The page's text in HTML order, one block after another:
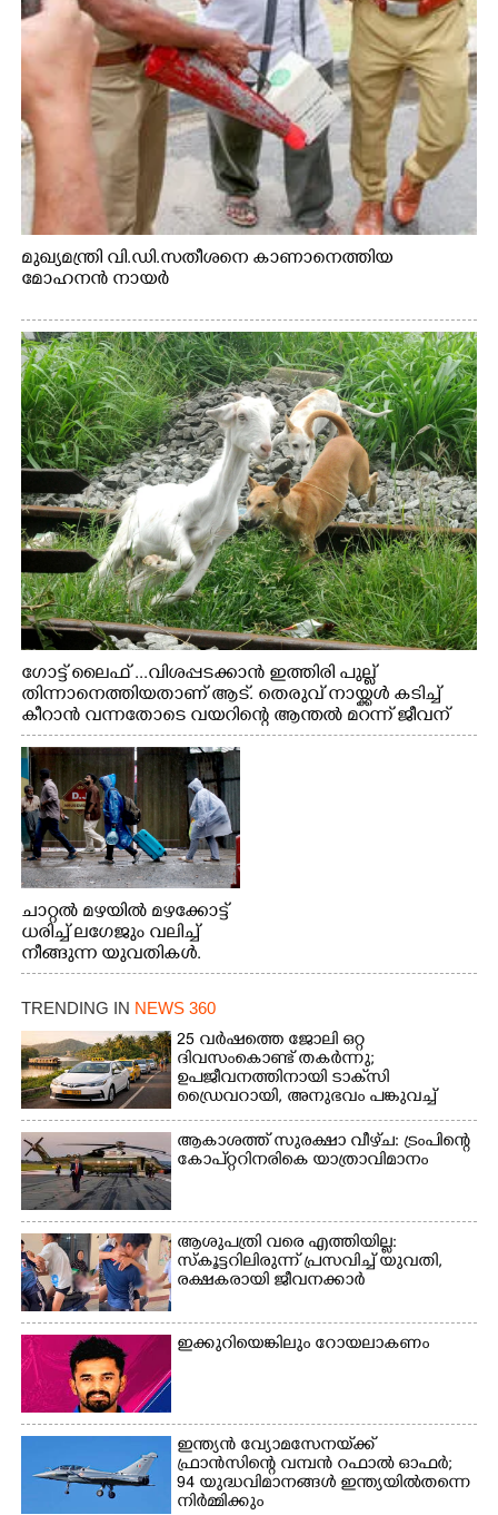
മുഖ്യമന്ത്രി വി.ഡി.സതീശനെ കാണാനെത്തിയ
മോഹനൻ നായർ
ഗോട്ട് ലൈഫ് ...വിശപ്പടക്കാൻ ഇത്തിരി പുല്ല്
തിന്നാനെത്തിയതാണ് ആട്. തെരുവ് നായ്ക്കൾ കടിച്ച്
കീറാൻ വന്നതോടെ വയറിന്റെ ആന്തൽ മറന്ന് ജീവന്
വേണ്ടിയായി ഓട്ടം. എറണാകുളം വാത്തുരുത്തിയിൽ
നിന്നുള്ള കാഴ്ച
ചാറ്റൽ മഴയിൽ മഴക്കോട്ട്
ധരിച്ച് ലഗേജും വലിച്ച്
നീങ്ങുന്ന യുവതികൾ.
എറണാകുളം മേനകയിൽ
നിന്നുള്ള കാഴ്ച
TRENDING IN NEWS 360
25 വർഷത്തെ ജോലി ഒറ്റ
ദിവസംകൊണ്ട് തകർന്നു;
ഉപജീവനത്തിനായി ടാക്‌സി
ഡ്രൈവറായി,​ അനുഭവം പങ്കുവച്ച്
യുവതി
ആകാശത്ത് സുരക്ഷാ വീഴ്‌ച: ട്രംപിന്റെ
കോ‌പ്‌റ്ററിനരികെ യാത്രാവിമാനം
ആശുപത്രി വരെ എത്തിയില്ല:
സ്കൂട്ടറിലിരുന്ന് പ്രസവിച്ച് യുവതി,
രക്ഷകരായി ജീവനക്കാർ
ഇക്കുറിയെങ്കിലും റോയലാകണം
ഇന്ത്യൻ വ്യോമസേനയ്‌ക്ക്
ഫ്രാൻസിന്റെ വമ്പൻ റഫാൽ ഓഫർ;
94 യുദ്ധവിമാനങ്ങൾ ഇന്ത്യയിൽതന്നെ
നിർ‌മ്മിക്കും